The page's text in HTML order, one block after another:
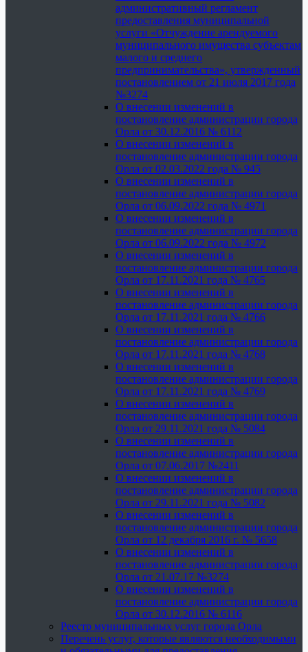
административный регламент
предоставления муниципальной
услуги «Отчуждение арендуемого
муниципального имущества субъектам
малого и среднего
предпринимательства», утвержденный
постановлением от 21 июля 2017 года
№3274
О внесении изменений в
постановление администрации города
Орла от 30.12.2016 № 6112
О внесении изменений в
постановление администрации города
Орла от 02.03.2022 года № 945
О внесении изменений в
постановление администрации города
Орла от 06.09.2022 года № 4971
О внесении изменений в
постановление администрации города
Орла от 06.09.2022 года № 4972
О внесении изменений в
постановление администрации города
Орла от 17.11.2021 года № 4765
О внесении изменений в
постановление администрации города
Орла от 17.11.2021 года № 4766
О внесении изменений в
постановление администрации города
Орла от 17.11.2021 года № 4768
О внесении изменений в
постановление администрации города
Орла от 17.11.2021 года № 4769
О внесении изменений в
постановление администрации города
Орла от 29.11.2021 года № 5084
О внесении изменений в
постановление администрации города
Орла от 07.06.2017 №2411
О внесении изменений в
постановление администрации города
Орла от 29.11.2021 года № 5082
О внесении изменений в
постановление администрации города
Орла от 12 декабря 2016 г. № 5658
О внесении изменений в
постановление администрации города
Орла от 21.07.17 №3274
О внесении изменений в
постановление администрации города
Орла от 30.12.2016 № 6116
Реестр муниципальных услуг города Орла
Перечень услуг, которые являются необходимыми